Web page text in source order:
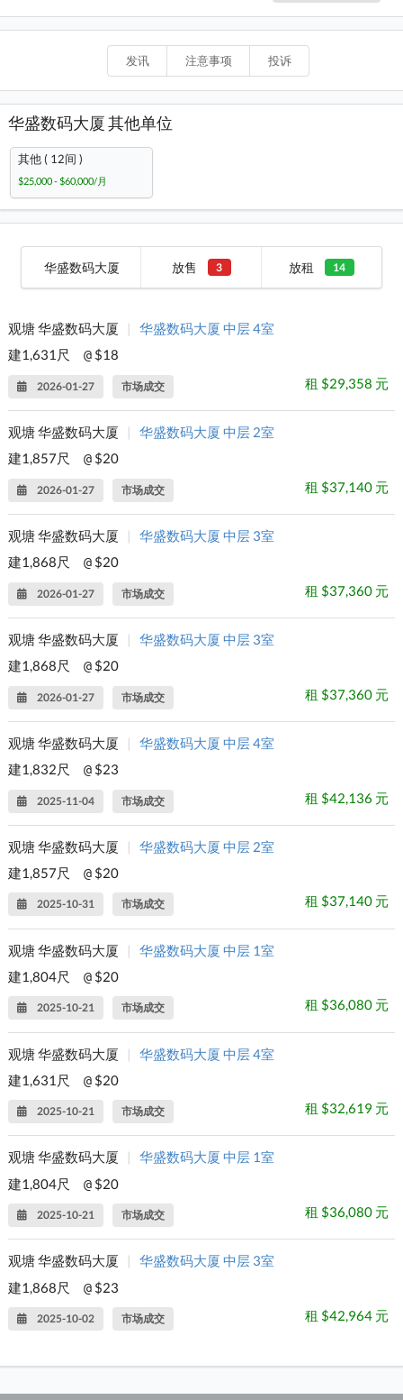
发讯 注意事项 投诉
华盛数码大厦 其他单位
其他 ( 12间 )
$25,000 - $60,000/月
华盛数码大厦 放售 3 放租 14
观塘 华盛数码大厦 |
华盛数码大厦 中层 4室
建1,631尺
@ $18
2026-01-27 市场成交 租 $29,358 元
观塘 华盛数码大厦 |
华盛数码大厦 中层 2室
建1,857尺
@ $20
2026-01-27 市场成交 租 $37,140 元
观塘 华盛数码大厦 |
华盛数码大厦 中层 3室
建1,868尺
@ $20
2026-01-27 市场成交 租 $37,360 元
观塘 华盛数码大厦 |
华盛数码大厦 中层 3室
建1,868尺
@ $20
2026-01-27 市场成交 租 $37,360 元
观塘 华盛数码大厦 |
华盛数码大厦 中层 4室
建1,832尺
@ $23
2025-11-04 市场成交 租 $42,136 元
观塘 华盛数码大厦 |
华盛数码大厦 中层 2室
建1,857尺
@ $20
2025-10-31 市场成交 租 $37,140 元
观塘 华盛数码大厦 |
华盛数码大厦 中层 1室
建1,804尺
@ $20
2025-10-21 市场成交 租 $36,080 元
观塘 华盛数码大厦 |
华盛数码大厦 中层 4室
建1,631尺
@ $20
2025-10-21 市场成交 租 $32,619 元
观塘 华盛数码大厦
华盛数码大厦 中层 1室
建1,804尺
@ $20
2025-10-21 市场成交 租 $36,080 元
观塘 华盛数码大厦
华盛数码大厦 中层 3室
建1,868尺
@ $23
2025-10-02 市场成交 租 $42,964 元